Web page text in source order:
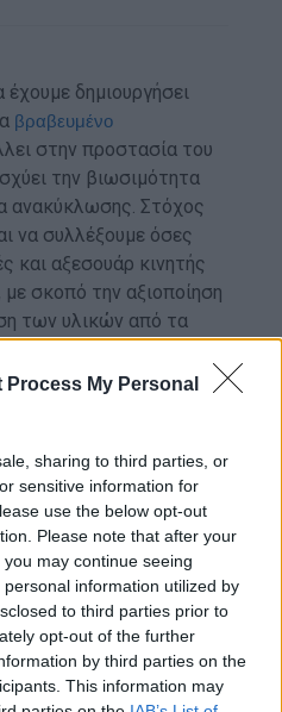
Process My Personal
sharing to third parties, or
sensitive information for
use the below opt-out
Please note that after your
may continue seeing
information utilized by
to third parties prior to
opt-out of the further
by third parties on the
This information may
έχουμε δημιουργήσει
βραβευμένο
στην προστασία του
την βιωσιμότητα
ανακύκλωσης. Στόχος
να συλλέξουμε όσες
και αξεσουάρ κινητής
σκοπό την αξιοποίηση
των υλικών από τα
οι Έλληνες
συσκευές
μέσω του
αριθμός ρεκόρ για
βίντεο και να το